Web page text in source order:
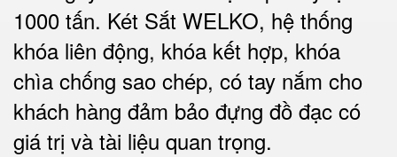
1000 tấn. Két Sắt WELKO, hệ thống
khóa liên động, khóa kết hợp, khóa
chìa chống sao chép, có tay nắm cho
khách hàng đảm bảo đựng đồ đạc có
giá trị và tài liệu quan trọng.